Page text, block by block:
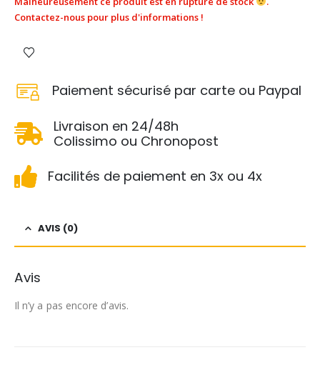
Contactez-nous pour plus d'informations !
Paiement sécurisé par carte ou Paypal
Livraison en 24/48h
Colissimo ou Chronopost
Facilités de paiement en 3x ou 4x
AVIS (0)
Avis
Il n’y a pas encore d’avis.